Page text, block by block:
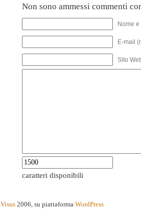
Non sono ammessi commenti
Nome
E-mail
Sito
caratteri disponibili
Visus 2006, su piattaforma WordPress